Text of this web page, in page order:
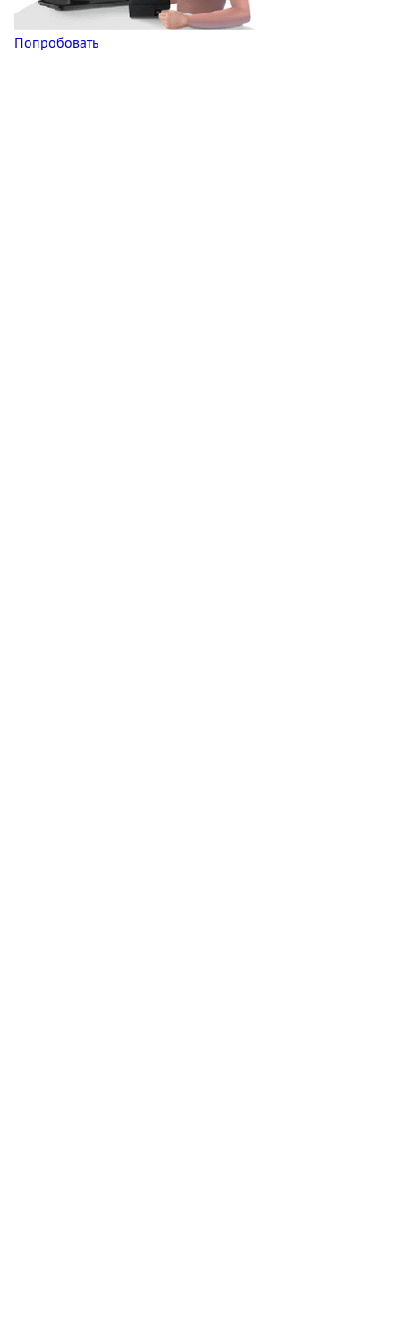
Попробовать